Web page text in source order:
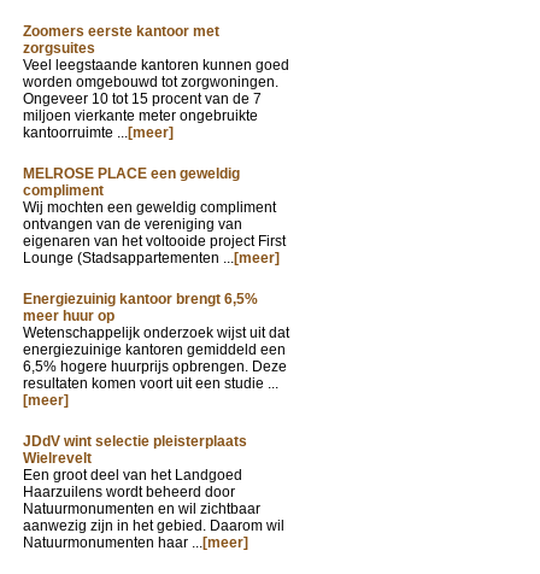
Zoomers eerste kantoor met
zorgsuites
Veel leegstaande kantoren kunnen goed
worden omgebouwd tot zorgwoningen.
Ongeveer 10 tot 15 procent van de 7
miljoen vierkante meter ongebruikte
kantoorruimte ...[meer]
MELROSE PLACE een geweldig
compliment
Wij mochten een geweldig compliment
ontvangen van de vereniging van
eigenaren van het voltooide project First
Lounge (Stadsappartementen ...[meer]
Energiezuinig kantoor brengt 6,5%
meer huur op
Wetenschappelijk onderzoek wijst uit dat
energiezuinige kantoren gemiddeld een
6,5% hogere huurprijs opbrengen. Deze
resultaten komen voort uit een studie ...
[meer]
JDdV wint selectie pleisterplaats
Wielrevelt
Een groot deel van het Landgoed
Haarzuilens wordt beheerd door
Natuurmonumenten en wil zichtbaar
aanwezig zijn in het gebied. Daarom wil
Natuurmonumenten haar ...[meer]